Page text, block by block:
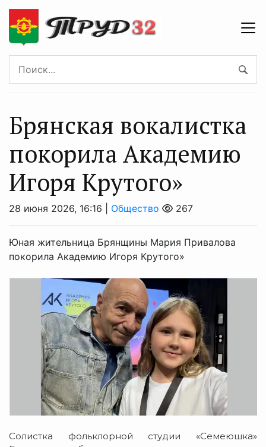
Брянская вокалистка
покорила Академию
Игоря Крутого»
28 июня 2026, 16:16 | Общество 267
Юная жительница Брянщины Мария Привалова
покорила Академию Игоря Крутого»
Солистка фольклорной студии «Семеюшка»